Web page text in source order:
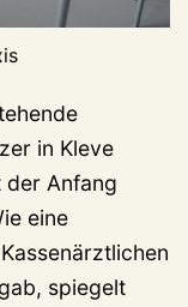
in Kleve
der Anfang
eine
spiegelt